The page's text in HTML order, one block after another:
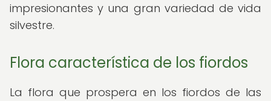
impresionantes y una gran variedad de vida
silvestre.
Flora característica de los fiordos
La flora que prospera en los fiordos de las